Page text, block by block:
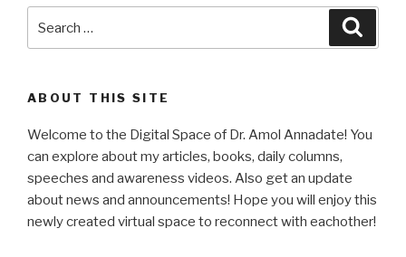
for:
ABOUT THIS SITE
Welcome to the Digital Space of Dr. Amol Annadate! You
can explore about my articles, books, daily columns,
speeches and awareness videos. Also get an update
about news and announcements! Hope you will enjoy this
newly created virtual space to reconnect with eachother!